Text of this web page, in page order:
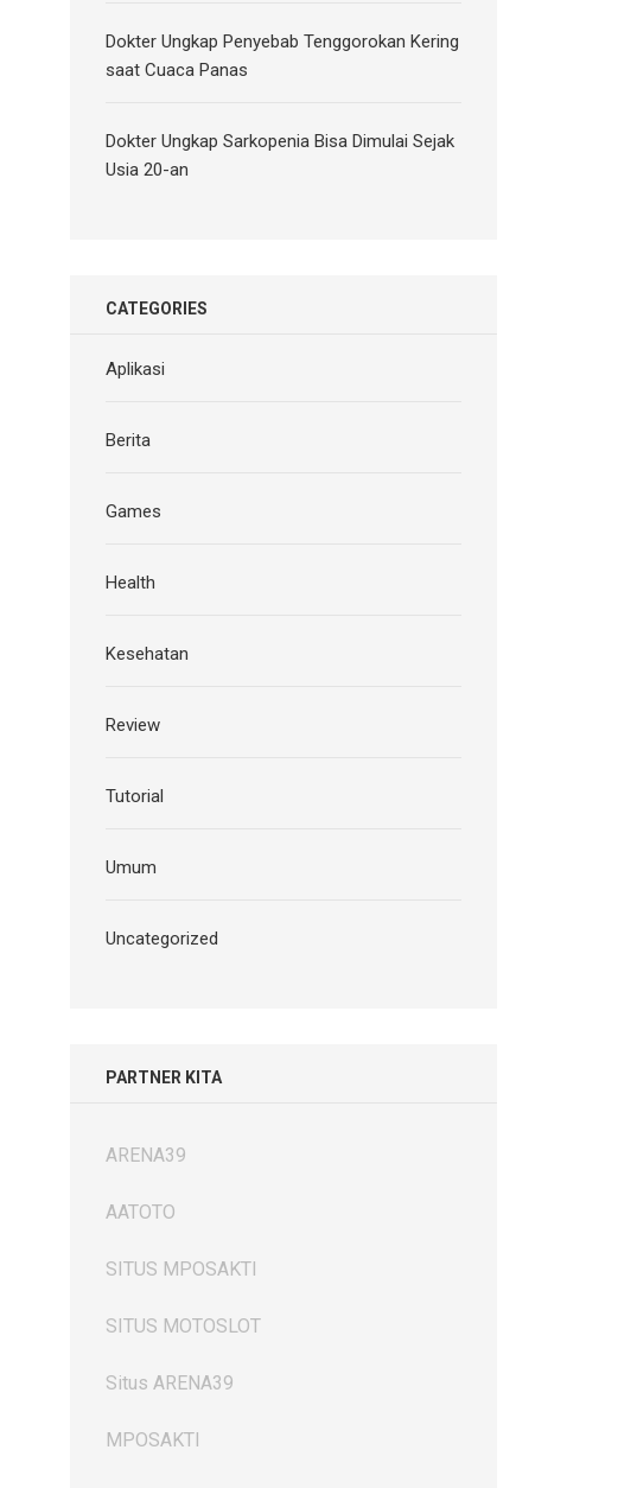
Dokter Ungkap Penyebab Tenggorokan Kering
saat Cuaca Panas
Dokter Ungkap Sarkopenia Bisa Dimulai Sejak
Usia 20-an
CATEGORIES
Aplikasi
Berita
Games
Health
Kesehatan
Review
Tutorial
Umum
Uncategorized
PARTNER KITA
ARENA39
AATOTO
SITUS MPOSAKTI
SITUS MOTOSLOT
Situs ARENA39
MPOSAKTI